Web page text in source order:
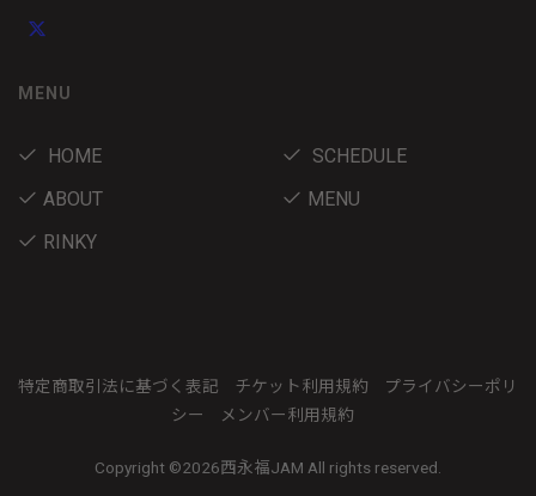
MENU
HOME
SCHEDULE
ABOUT
MENU
RINKY
特定商取引法に基づく表記 チケット利用規約
プライバシーポリ
シー
メンバー利用規約
Copyright ©2026西永福JAM All rights reserved.